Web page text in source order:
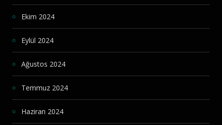
Ekim 2024
Eylül 2024
Ağustos 2024
Temmuz 2024
Haziran 2024